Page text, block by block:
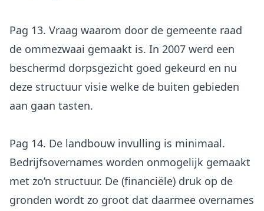
Pag 13. Vraag waarom door de gemeente raad
de ommezwaai gemaakt is. In 2007 werd een
beschermd dorpsgezicht goed gekeurd en nu
deze structuur visie welke de buiten gebieden
aan gaan tasten.
Pag 14. De landbouw invulling is minimaal.
Bedrijfsovernames worden onmogelijk gemaakt
met zo’n structuur. De (financiële) druk op de
gronden wordt zo groot dat daarmee overnames